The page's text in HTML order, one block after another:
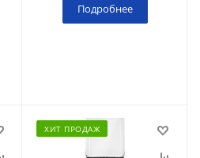
Подробнее
ХИТ ПРОДАЖ